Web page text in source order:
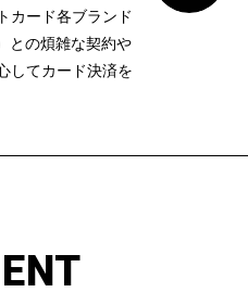
カード各ブランド
との煩雑な契約や
してカード決済を